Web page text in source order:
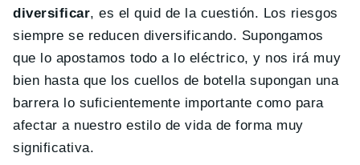
diversificar, es el quid de la cuestión. Los riesgos
siempre se reducen diversificando. Supongamos
que lo apostamos todo a lo eléctrico, y nos irá muy
bien hasta que los cuellos de botella supongan una
barrera lo suficientemente importante como para
afectar a nuestro estilo de vida de forma muy
significativa.